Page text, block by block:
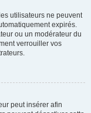
utilisateurs ne peuvent
expirés.
ou un modérateur du
verrouiller vos
peut insérer afin